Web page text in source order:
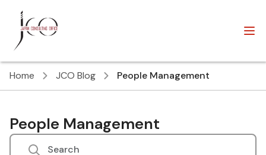
Home JCO Blog People Management
People Management